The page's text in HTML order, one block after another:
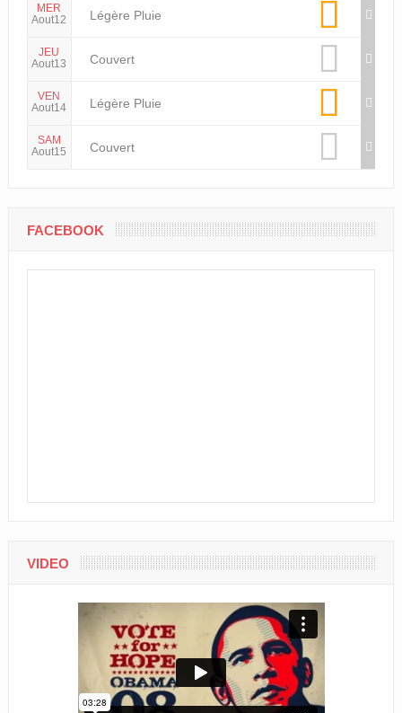
MER
Aout12
Légère Pluie
JEU
Aout13
Couvert
VEN
Aout14
Légère Pluie
SAM
Aout15
Couvert
FACEBOOK
VIDEO